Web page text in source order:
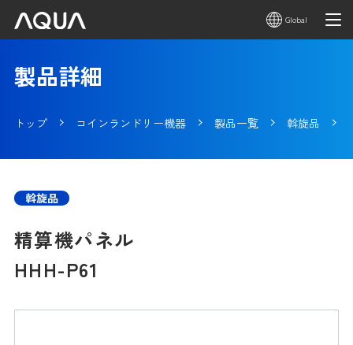
Global
製品詳細
トップ コインランドリー機器 製品一覧 斡旋品
斡旋品
精算機パネル
HHH-P61